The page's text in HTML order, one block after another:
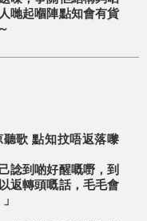
哋起嗰陣點知會有貨
聽歌 點知抆唔返落嚟
諗到啲好醒嘅嘢，到
返轉頭嘅話，毛毛會